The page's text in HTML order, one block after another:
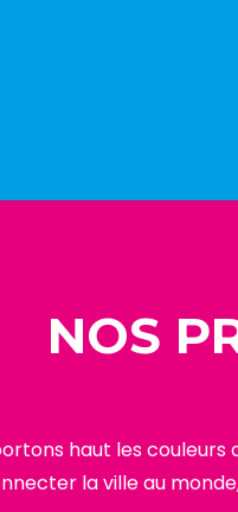
NOS
haut les
la ville au